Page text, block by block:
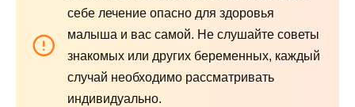
себе лечение опасно для здоровья
малыша и вас самой. Не слушайте советы
знакомых или других беременных, каждый
случай необходимо рассматривать
индивидуально.